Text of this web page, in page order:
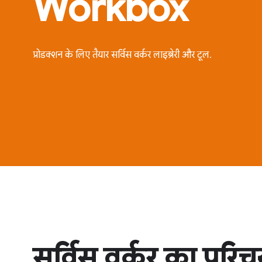
प्रोडक्शन के लिए तैयार सर्विस वर्कर लाइब्रेरी और टूल.